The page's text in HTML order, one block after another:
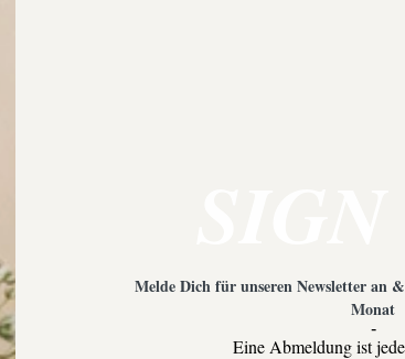
Melde Dich für unseren Newsletter an
Monat
-
Eine Abmeldung ist